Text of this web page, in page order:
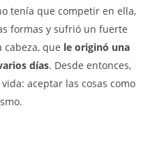
tenía que competir en ella,
formas y sufrió un fuerte
cabeza, que le originó una
días. Desde entonces,
aceptar las cosas como